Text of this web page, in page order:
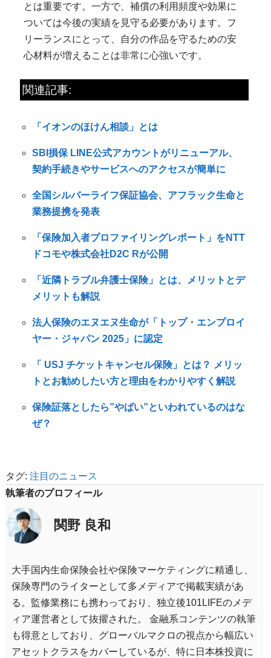
とは重要です。一方で、補償の利用頻度や効果に
ついては今後の実績を見守る必要があります。フ
リーランスにとって、自分の作品を守るための安
心材料が増えることは非常に心強いです。
関連記事:
「イオンのほけん相談」とは
SBI損保 LINE公式アカウントがリニューアル、
契約手続きやサービスへのアクセスが簡単に
全国シルバーライフ保証協会、アフラック生命と
業務提携を発表
「保険加入者プロファイリングレポート」をNTT
ドコモや株式会社D2C Rが公開
「近隣トラブル弁護士保険」とは、メリットとデ
メリットも解説
法人保険のエヌエヌ生命が「トップ・エンプロイ
ヤー・ジャパン 2025」に認定
「 USJ チケットキャンセル保険」とは？ メリッ
トとお勧めしたい方と理由をわかりやすく解説
保険証落としたら”やばい”といわれているのはな
ぜ？
タグ: 注目のニュース
執筆者のプロフィール
関野 良和
大手国内生命保険会社や保険マーケティングに精通し、
保険専門のライターとして多メディアで掲載実績があ
る。監修業務にも携わっており、独立後101LIFEのメデ
ィア運営者として抜擢された。 金融系コンテンツの執筆
も得意としており、グローバルマクロの視点から幅広い
アセットクラスをカバーしているが、特に日本株投資に